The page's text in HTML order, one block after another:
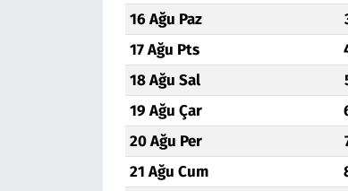
16 Ağu Paz
17 Ağu Pts
18 Ağu Sal
19 Ağu Çar
20 Ağu Per
21 Ağu Cum